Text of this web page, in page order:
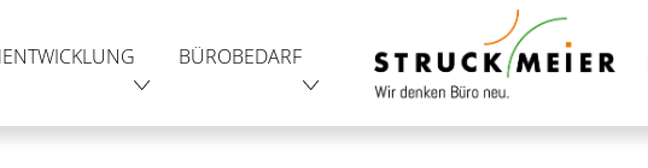
BÜROBEDARF